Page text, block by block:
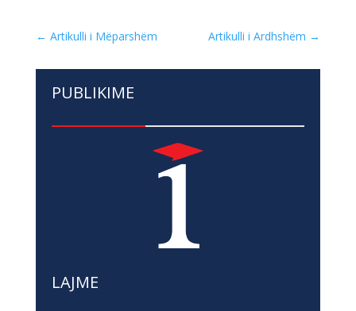
← Artikulli i Mëparshëm Artikulli i Ardhshëm →
PUBLIKIME
LAJME